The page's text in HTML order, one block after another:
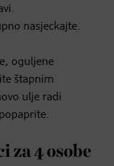
nasjeckajte.
oguljene
štapnim
ulje radi
za 4 osobe